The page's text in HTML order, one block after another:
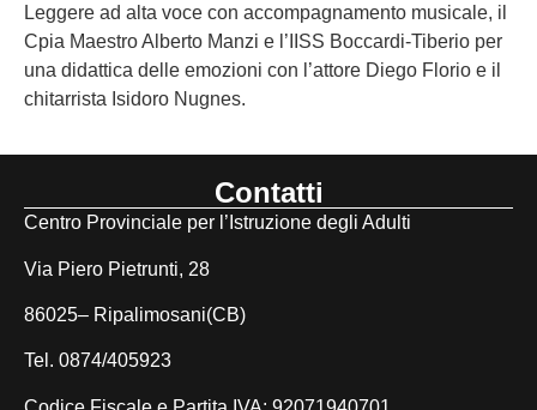
Leggere ad alta voce con accompagnamento musicale, il
Cpia Maestro Alberto Manzi e l’IISS Boccardi-Tiberio per
una didattica delle emozioni con l’attore Diego Florio e il
chitarrista Isidoro Nugnes.
Contatti
Centro Provinciale per l’Istruzione degli Adulti
Via Piero Pietrunti, 28
86025– Ripalimosani(CB)
Tel. 0874/405923